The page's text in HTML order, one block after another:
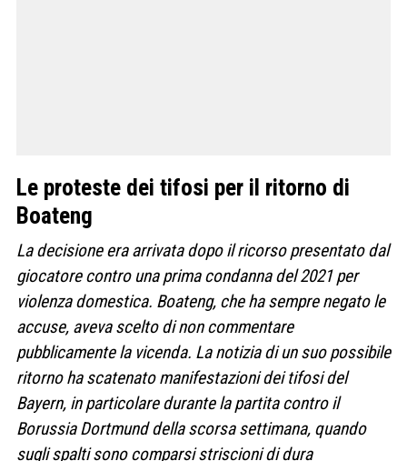
Le proteste dei tifosi per il ritorno di
Boateng
La decisione era arrivata dopo il ricorso presentato dal
giocatore contro una prima condanna del 2021 per
violenza domestica. Boateng, che ha sempre negato le
accuse, aveva scelto di non commentare
pubblicamente la vicenda. La notizia di un suo possibile
ritorno ha scatenato manifestazioni dei tifosi del
Bayern, in particolare durante la partita contro il
Borussia Dortmund della scorsa settimana, quando
sugli spalti sono comparsi striscioni di dura